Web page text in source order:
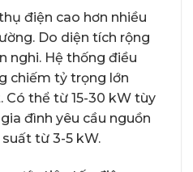
điện cao hơn nhiều
Do diện tích rộng
nghi. Hệ thống điều
chiếm tỷ trọng lớn
thể từ 15-30 kW tùy
đình yêu cầu nguồn
từ 3-5 kW.